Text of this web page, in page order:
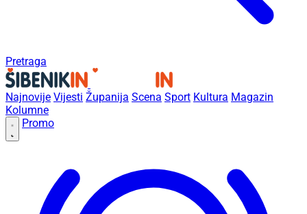
Pretraga
Najnovije Vijesti Županija Scena Sport Kultura Magazin
Kolumne
Promo